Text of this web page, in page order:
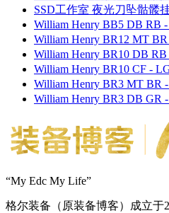
SSD工作室 夜光刀坠骷髅
William Henry BB5 DB RB
William Henry BR12 MT
William Henry BR10 DB
William Henry BR10 CF -
William Henry BR3 MT BR
William Henry BR3 DB GR
“My Edc My Life”
格尔装备（原装备博客）成立